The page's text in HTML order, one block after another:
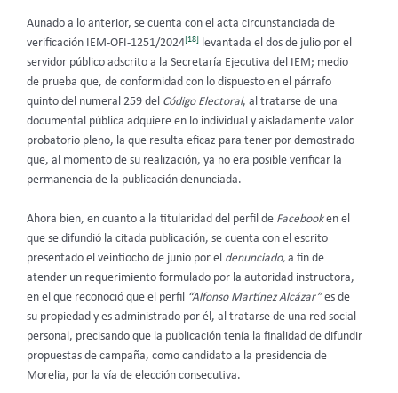
Aunado a lo anterior, se cuenta con el acta circunstanciada de
verificación IEM-OFI-1251/2024[18]
levantada el dos de julio por el
servidor público adscrito a la Secretaría Ejecutiva del IEM; medio
de prueba que, de conformidad con lo dispuesto en el párrafo
quinto del numeral 259 del Código Electoral, al tratarse de una
documental pública adquiere en lo individual y aisladamente valor
probatorio pleno, la que resulta eficaz para tener por demostrado
que, al momento de su realización, ya no era posible verificar la
permanencia de la publicación denunciada.
Ahora bien, en cuanto a la titularidad del perfil de Facebooken el
que se difundió la citada publicación, se cuenta con el escrito
presentado el veintiocho de junio por el denunciado, a fin de
atender un requerimiento formulado por la autoridad instructora,
en el que reconoció que el perfil
“Alfonso Martínez Alcázar”es de
su propiedad y es administrado por él, al tratarse de una red social
personal, precisando que la publicación tenía la finalidad de difundir
propuestas de campaña, como candidato a la presidencia de
Morelia, por la vía de elección consecutiva.